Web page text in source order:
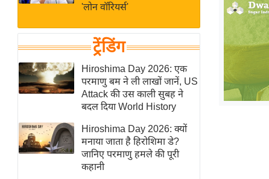
ई-पेपर
मिसाल बेमिसाल
शख्सियत
यंग इंडिया
साहित्य जगत
ऑटो वर्ल्ड
न्यूज ब्रीफ
मनोरंजन जगत
'लोन वॉरियर्स'
ट्रेंडिंग
Hiroshima Day 2026: एक
परमाणु बम ने ली लाखों जानें, US
Attack की उस काली सुबह ने
बदल दिया World History
Hiroshima Day 2026: क्यों
मनाया जाता है हिरोशिमा डे?
जानिए परमाणु हमले की पूरी
कहानी